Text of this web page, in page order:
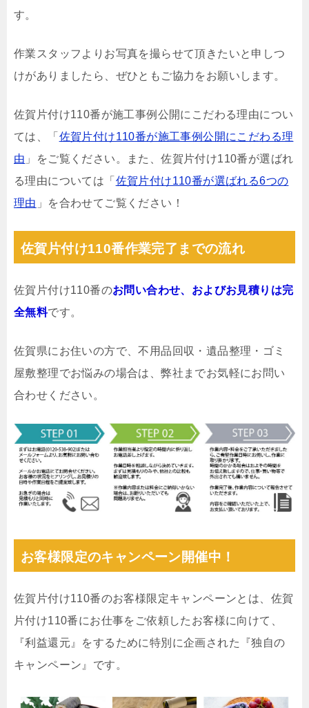
す。
作業スタッフよりお写真を撮らせて頂きたいと申しつ
けがありましたら、ぜひともご協力をお願いします。
佐賀片付け110番が施工事例公開にこだわる理由につい
ては、「 佐賀片付け110番が施工事例公開にこだわる理
由 」をご覧ください。また、佐賀片付け110番が選ばれ
る理由については「 佐賀片付け110番が選ばれる6つの
理由 」を合わせてご覧ください！
佐賀片付け110番作業完了までの流れ
佐賀片付け110番のお問い合わせ、およびお見積りは完
全無料です。
佐賀県にお住いの方で、不用品回収・遺品整理・ゴミ
屋敷整理でお悩みの場合は、弊社までお気軽にお問い
合わせください。
お客様限定のキャンペーン開催中！
佐賀片付け110番のお客様限定キャンペーンとは、佐賀
片付け110番にお仕事をご依頼したお客様に向けて、
『利益還元』をするために特別に企画された『独自の
キャンペーン』です。